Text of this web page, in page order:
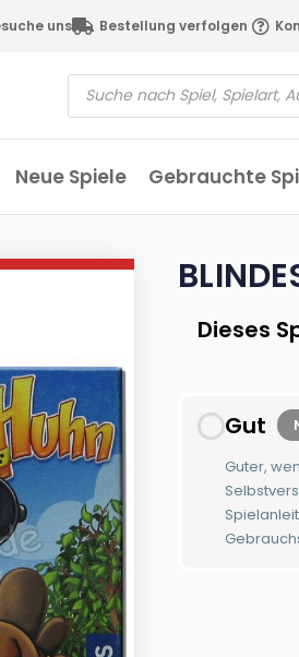
uns Bestellung verfolgen
Neue Spiele Gebrauchte
Dieses
Gut
Guter,